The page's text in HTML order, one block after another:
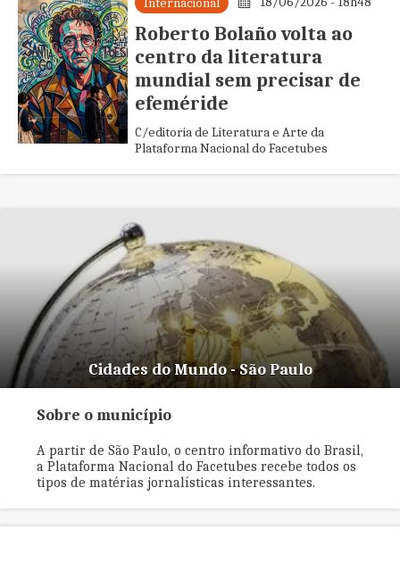
Roberto Bolaño volta ao
centro da literatura
mundial sem precisar de
efeméride
C/editoria de Literatura e Arte da
Plataforma Nacional do Facetubes
Cidades do Mundo - São Paulo
Sobre o município
A partir de São Paulo, o centro informativo do Brasil,
a Plataforma Nacional do Facetubes recebe todos os
tipos de matérias jornalísticas interessantes.